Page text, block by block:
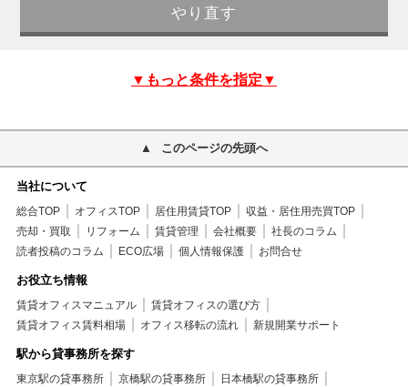
▼もっと条件を指定▼
このページの先頭へ
当社について
総合TOP オフィスTOP 居住用賃貸TOP
収益・居住用売買TOP
売却・買取
リフォーム 賃貸管理 会社概要
社長のコラム
読者投稿のコラム
ECO広場 個人情報保護 お問合せ
お役立ち情報
賃貸オフィスマニュアル
賃貸オフィスの選び方
賃貸オフィス賃料相場
オフィス移転の流れ 新規開業サポート
駅から貸事務所を探す
東京駅の貸事務所 京橋駅の貸事務所
日本橋駅の貸事務所